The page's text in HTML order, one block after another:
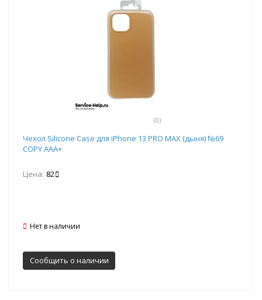
(0)
Чехол Silicone Case для iPhone 13 PRO MAX (дыня) №69
COPY AAA+
Цена: 82
Нет в наличии
Сообщить о наличии